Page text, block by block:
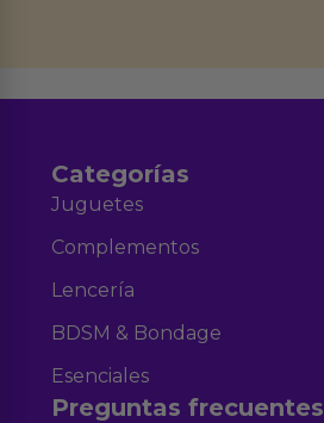
Categorías
Juguetes
Complementos
Lencería
BDSM & Bondage
Esenciales
Preguntas frecuentes